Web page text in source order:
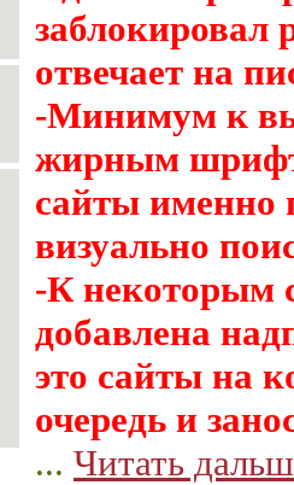
заблокировал
отвечает на
-Минимум к
жирным
сайты именно
визуально
-К некоторым
добавлена
это сайты на
очередь и
... Читать